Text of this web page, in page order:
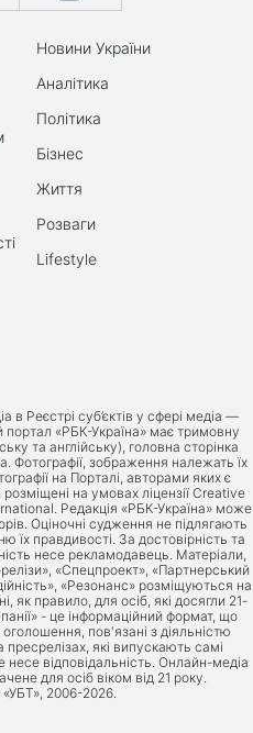
Новини України
Аналітика
Політика
Бізнес
Життя
Розваги
Lifestyle
в Реєстрі суб’єктів у сфері медіа —
«РБК-Україна» має тримовну
та англійську), головна сторінка
. Фотографії, зображення належать їх
на Порталі, авторами яких є
на умовах ліцензії Creative
Редакція «РБК-Україна» може
Оціночні судження не підлягають
їх правдивості. За достовірність та
несе рекламодавець. Матеріали,
«Спецпроект», «Партнерський
«Резонанс» розміщуються на
як правило, для осіб, які досягли 21-
- це інформаційний формат, що
пов'язані з діяльністю
які випускають самі
несе відповідальність. Онлайн-медіа
для осіб віком від 21 року.
2006-2026.